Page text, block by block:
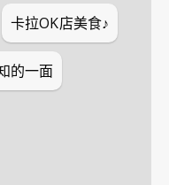
卡拉OK店美食♪
的一面